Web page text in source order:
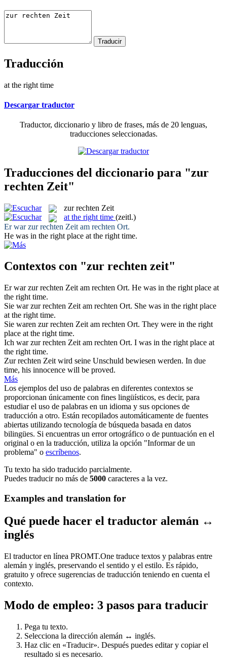
Traducción
at the right time
Descargar traductor
Traductor, diccionario y libro de frases, más de 20 lenguas,
traducciones seleccionadas.
Traducciones del diccionario para "zur
rechten Zeit"
zur rechten Zeit
at the right time (zeitl.)
Er warzur rechten Zeit am rechten Ort.
He was in the right place at the right time.
Contextos con "zur rechten zeit"
Er warzur rechten Zeit am rechten Ort. He was in the right place at
the right time.
Sie warzur rechten Zeit am rechten Ort. She was in the right place
at the right time.
Sie waren zur rechten Zeit am rechten Ort. They were in the right
place at the right time.
Ich warzur rechten Zeit am rechten Ort. I was in the right place at
the right time.
Zur rechten Zeit wird seine Unschuld bewiesen werden. In due
time, his innocence will be proved.
Más
Los ejemplos del uso de palabras en diferentes contextos se
proporcionan únicamente con fines lingüísticos, es decir, para
estudiar el uso de palabras en un idioma y sus opciones de
traducción a otro. Están recopilados automáticamente de fuentes
abiertas utilizando tecnología de búsqueda basada en datos
bilingües. Si encuentras un error ortográfico o de puntuación en el
original o en la traducción, utiliza la opción "Informar de un
problema" o escríbenos.
Tu texto ha sido traducido parcialmente.
Puedes traducir no más de 5000 caracteres a la vez.
Examples and translation for
Qué puede hacer el traductor alemán ↔
inglés
El traductor en línea PROMT.One traduce textos y palabras entre
alemán y inglés, preservando el sentido y el estilo. Es rápido,
gratuito y ofrece sugerencias de traducción teniendo en cuenta el
contexto.
Modo de empleo: 3 pasos para traducir
Pega tu texto.
Selecciona la dirección alemán ↔ inglés.
Haz clic en «Traducir». Después puedes editar y copiar el
resultado si es necesario.